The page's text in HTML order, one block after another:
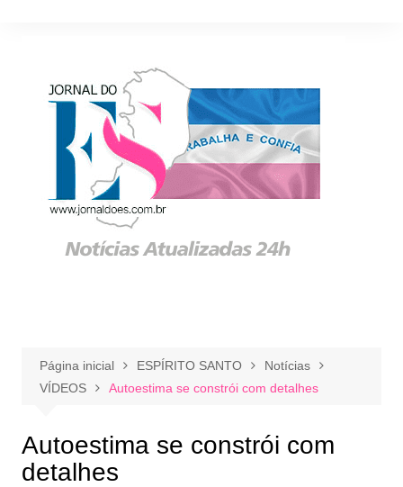
Página inicial ESPÍRITO SANTO
Notícias
VÍDEOS
Autoestima se constrói com detalhes
Autoestima se constrói com
detalhes